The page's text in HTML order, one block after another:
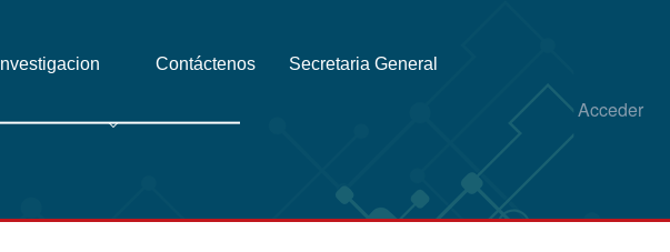
Acceder
Investigacion Contáctenos Secretaria General